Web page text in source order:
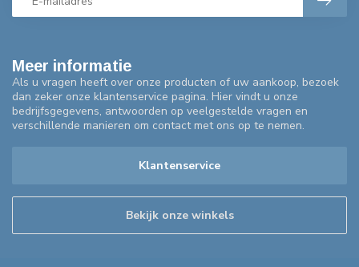
Meer informatie
Als u vragen heeft over onze producten of uw aankoop, bezoek
dan zeker onze klantenservice pagina. Hier vindt u onze
bedrijfsgegevens, antwoorden op veelgestelde vragen en
verschillende manieren om contact met ons op te nemen.
Klantenservice
Bekijk onze winkels